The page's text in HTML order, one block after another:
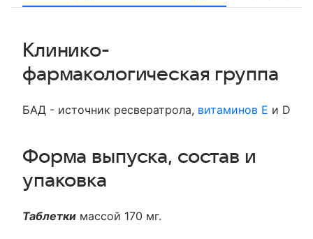
Клинико-
фармакологическая группа
БАД - источник ресвератрола, витаминов Е и D
Форма выпуска, состав и
упаковка
Таблетки массой 170 мг.